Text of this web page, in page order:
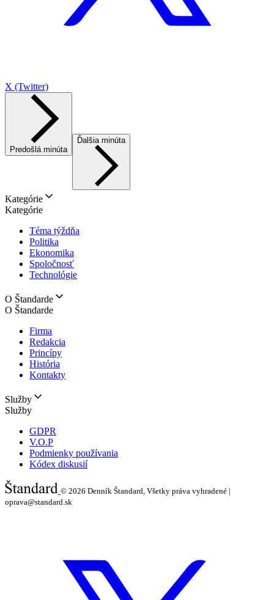
X (Twitter)
Predošlá minúta
Ďalšia minúta
Kategórie
Kategórie
Téma týždňa
Politika
Ekonomika
Spoločnosť
Technológie
O Štandarde
O Štandarde
Firma
Redakcia
Princípy
História
Kontakty
Služby
Služby
GDPR
V.O.P
Podmienky používania
Kódex diskusií
© 2026 Denník Štandard, Všetky práva vyhradené |
oprava@standard.sk